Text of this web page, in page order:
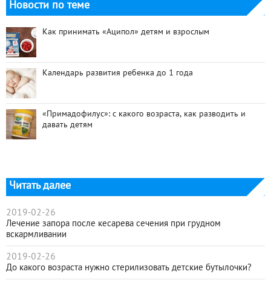
Новости по теме
Как принимать «Аципол» детям и взрослым
Календарь развития ребенка до 1 года
«Примадофилус»: с какого возраста, как разводить и
давать детям
Читать далее
2019-02-26
Лечение запора после кесарева сечения при грудном
вскармливании
2019-02-26
До какого возраста нужно стерилизовать детские бутылочки?